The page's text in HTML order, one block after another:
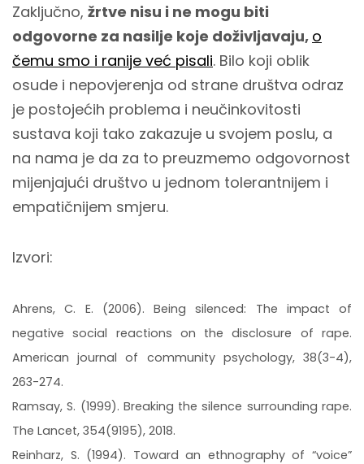
Zaključno, žrtve nisu i ne mogu biti
odgovorne za nasilje koje doživljavaju, o
čemu smo i ranije već pisali. Bilo koji oblik
osude i nepovjerenja od strane društva odraz
je postojećih problema i neučinkovitosti
sustava koji tako zakazuje u svojem poslu, a
na nama je da za to preuzmemo odgovornost
mijenjajući društvo u jednom tolerantnijem i
empatičnijem smjeru.
Izvori:
Ahrens, C. E. (2006). Being silenced: The impact of
negative social reactions on the disclosure of rape.
American journal of community psychology, 38(3-4),
263-274.
Ramsay, S. (1999). Breaking the silence surrounding rape.
The Lancet, 354(9195), 2018.
Reinharz, S. (1994). Toward an ethnography of “voice”